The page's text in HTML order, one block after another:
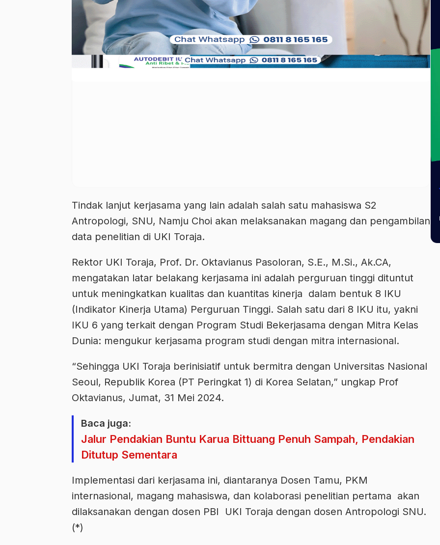
Tindak lanjut kerjasama yang lain adalah salah satu mahasiswa S2
Antropologi, SNU, Namju Choi akan melaksanakan magang dan pengambilan
data penelitian di UKI Toraja.
Rektor UKI Toraja, Prof. Dr. Oktavianus Pasoloran, S.E., M.Si., Ak.CA,
mengatakan latar belakang kerjasama ini adalah perguruan tinggi dituntut
untuk meningkatkan kualitas dan kuantitas kinerja dalam bentuk 8 IKU
(Indikator Kinerja Utama) Perguruan Tinggi. Salah satu dari 8 IKU itu, yakni
IKU 6 yang terkait dengan Program Studi Bekerjasama dengan Mitra Kelas
Dunia: mengukur kerjasama program studi dengan mitra internasional.
“Sehingga UKI Toraja berinisiatif untuk bermitra dengan Universitas Nasional
Seoul, Republik Korea (PT Peringkat 1) di Korea Selatan,” ungkap Prof
Oktavianus, Jumat, 31 Mei 2024.
Baca juga:
Jalur Pendakian Buntu Karua Bittuang Penuh Sampah, Pendakian
Ditutup Sementara
Implementasi dari kerjasama ini, diantaranya Dosen Tamu, PKM
internasional, magang mahasiswa, dan kolaborasi penelitian pertama akan
dilaksanakan dengan dosen PBI UKI Toraja dengan dosen Antropologi SNU.
(*)